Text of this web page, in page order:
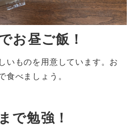
お昼ご飯！
いものを用意しています。お
食べましょう。
で勉強！